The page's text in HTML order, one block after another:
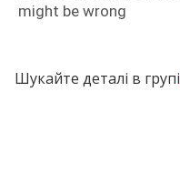
Шукайте деталі в групі